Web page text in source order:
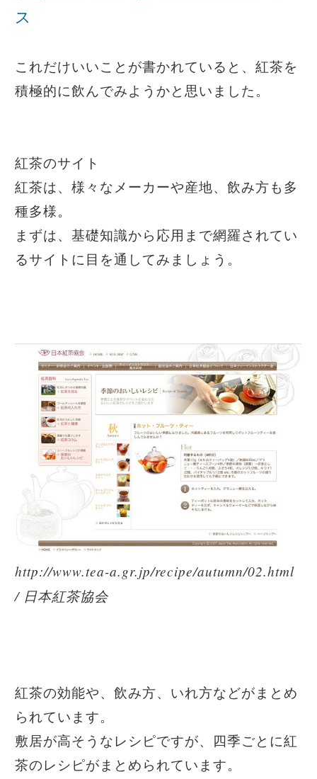
ス
これだけいいことが書かれていると、紅茶を
積極的に飲んでみようかと思いました。
紅茶のサイト
紅茶は、様々なメーカーや産地、飲み方も多
種多様。
まずは、基礎知識から応用まで網羅されてい
るサイトに目を通してみましょう。
http://www.tea-a.gr.jp/recipe/autumn/02.html
/ 日本紅茶協会
紅茶の効能や、飲み方、いれ方などがまとめ
られています。
敷居が高そうなレシピですが、四季ごとに紅
茶のレシピがまとめられています。